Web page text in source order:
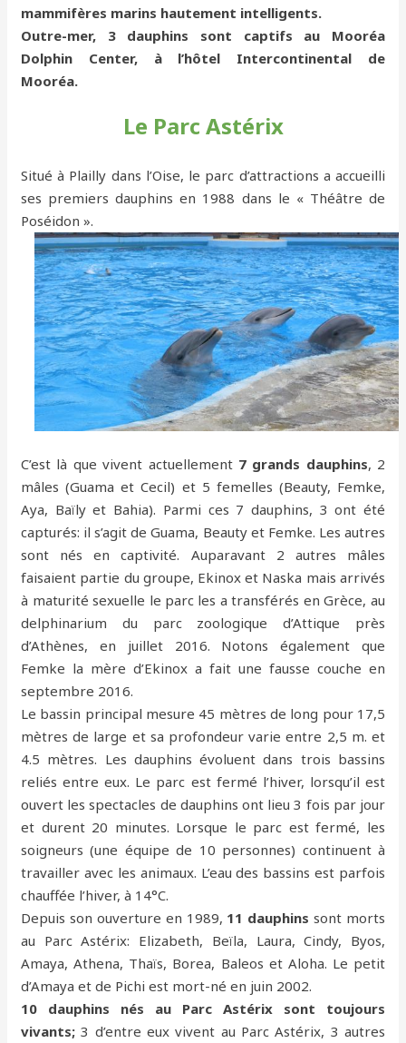
mammifères marins hautement intelligents.
Outre-mer, 3 dauphins sont captifs au Mooréa
Dolphin Center, à l’hôtel Intercontinental de
Mooréa.
Le Parc Astérix
Situé à Plailly dans l’Oise, le parc d’attractions a accueilli
ses premiers dauphins en 1988 dans le « Théâtre de
Poséidon ».
C’est là que vivent actuellement7 grands dauphins, 2
mâles (Guama et Cecil) et 5 femelles (Beauty, Femke,
Aya, Baïly et Bahia). Parmi ces 7 dauphins, 3 ont été
capturés: il s’agit de Guama, Beauty et Femke. Les autres
sont nés en captivité. Auparavant 2 autres mâles
faisaient partie du groupe, Ekinox et Naska mais arrivés
à maturité sexuelle le parc les a transférés en Grèce, au
delphinarium du parc zoologique d’Attique près
d’Athènes, en juillet 2016. Notons également que
Femke la mère d’Ekinox a fait une fausse couche en
septembre 2016.
Le bassin principal mesure 45 mètres de long pour 17,5
mètres de large et sa profondeur varie entre 2,5 m. et
4.5 mètres. Les dauphins évoluent dans trois bassins
reliés entre eux. Le parc est fermé l’hiver, lorsqu’il est
ouvert les spectacles de dauphins ont lieu 3 fois par jour
et durent 20 minutes. Lorsque le parc est fermé, les
soigneurs (une équipe de 10 personnes) continuent à
travailler avec les animaux. L’eau des bassins est parfois
chauffée l’hiver, à 14°C.
Depuis son ouverture en 1989, 11 dauphins sont morts
au Parc Astérix: Elizabeth, Beïla, Laura, Cindy, Byos,
Amaya, Athena, Thaïs, Borea, Baleos et Aloha. Le petit
d’Amaya et de Pichi est mort-né en juin 2002.
10 dauphins nés au Parc Astérix sont toujours
vivants; 3 d’entre eux vivent au Parc Astérix, 3 autres